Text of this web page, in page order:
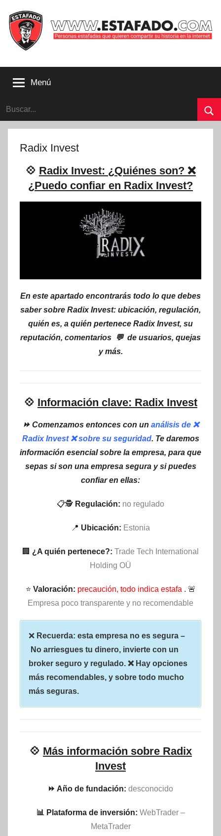
contenido
que
compartir
su
internet
Estafado.com
Menú
Buscar:
Radix Invest
💠 Radix Invest: ¿Quiénes son? ❌
¿Puedo confiar en Radix Invest?
En este apartado encontrarás todo lo que debes
saber sobre Radix Invest: ubicación, regulación,
quién es, a quién pertenece Radix Invest, su
reputación, comentarios 💬 de usuarios, quejas
y más.
💠 Información clave: Radix Invest
⏩ Comenzamos entonces con un análisis de ❌
Radix Invest ❌ sobre su seguridad. Te daremos
información esencial sobre la empresa, para que
sepas si son una empresa segura y si puedes
confiar en ellas:
📋🕵 Regulación: no regulado
📍 Ubicación: Estonia
🏢 ¿A quién pertenece?: Trade Tech International
Holding OÜ
⭐ Valoración: precaución, todo indica estafa . 🚨
Empresa poco transparente y no recomendable
❌ Recuerda: esta empresa no es segura –
No arriesgues tu dinero, invierte con un
broker seguro y regulado. ❌ Hay opciones
más recomendables, y sobre todo mucho
más seguras.
💠 Más información sobre Radix
Invest
⏩ Año de fundación: desconocido
📊 Plataforma de inversión: WebTrader –
MetaTrader